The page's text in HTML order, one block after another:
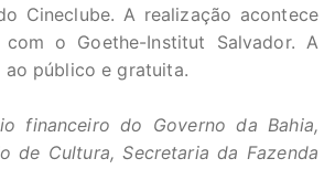
Cineclube. A realização acontece
com o Goethe-Institut Salvador. A
público e gratuita.
financeiro do Governo da Bahia,
de Cultura, Secretaria da Fazenda